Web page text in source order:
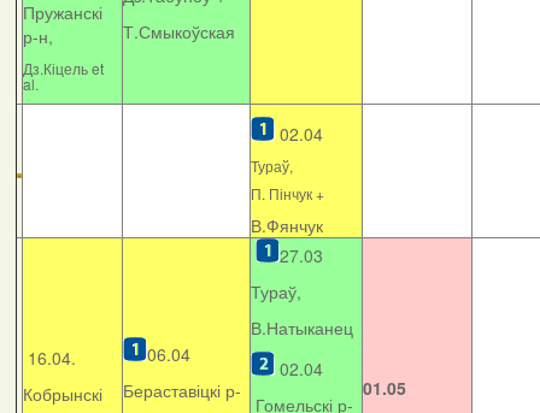
Пружанскі
р-н,
Дз.Кіцель et
al.
Т.Смыкоўская
02.04
Тураў,
П. Пінчук +
В.Фянчук
16.04.
Кобрынскі
06.04
Бераставіцкі р-
27.03
Тураў,
В.Натыканец
02.04
Гомельскі р-
01.05